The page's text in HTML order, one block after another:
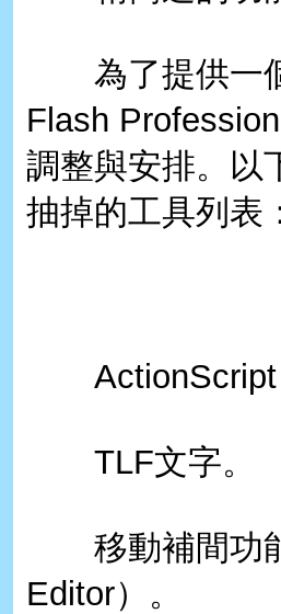
為了提供一個
Flash
調整與安排。以
抽掉的工具列表
ActionScript
TLF文字。
移動補間功能
Editor）。